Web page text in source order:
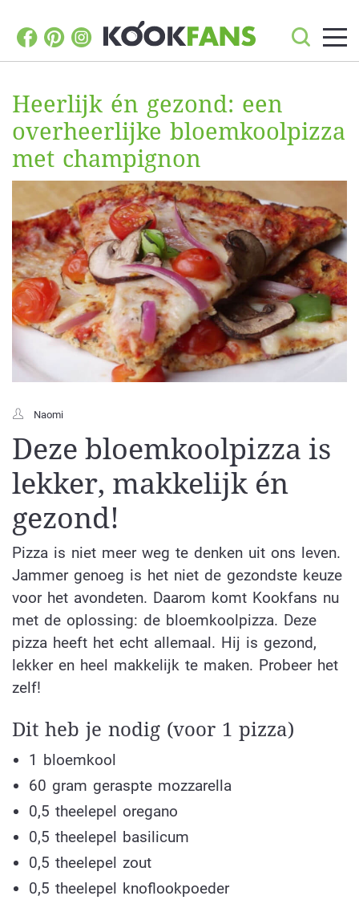
Heerlijk én gezond: een
overheerlijke bloemkoolpizza
met champignon
Naomi
Deze bloemkoolpizza is
lekker, makkelijk én
gezond!
Pizza is niet meer weg te denken uit ons leven.
Jammer genoeg is het niet de gezondste keuze
voor het avondeten. Daarom komt Kookfans nu
met de oplossing: de bloemkoolpizza. Deze
pizza heeft het echt allemaal. Hij is gezond,
lekker en heel makkelijk te maken. Probeer het
zelf!
Dit heb je nodig (voor 1 pizza)
1 bloemkool
60 gram geraspte mozzarella
0,5 theelepel oregano
0,5 theelepel basilicum
0,5 theelepel zout
0,5 theelepel knoflookpoeder